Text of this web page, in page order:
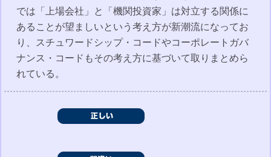
では「上場会社」と「機関投資家」は対立する関係に
あることが望ましいという考え方が新潮流になってお
り、スチュワードシップ・コードやコーポレートガバ
ナンス・コードもその考え方に基づいて取りまとめら
れている。